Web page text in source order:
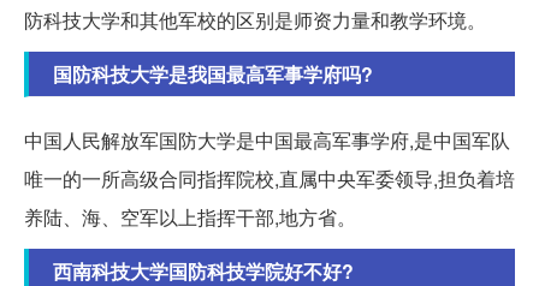
防科技大学和其他军校的区别是师资力量和教学环境。
国防科技大学是我国最高军事学府吗?
中国人民解放军国防大学是中国最高军事学府,是中国军队
唯一的一所高级合同指挥院校,直属中央军委领导,担负着培
养陆、海、空军以上指挥干部,地方省。
西南科技大学国防科技学院好不好?